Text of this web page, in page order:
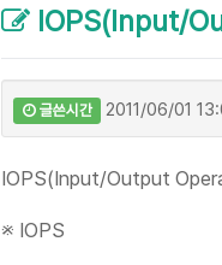
IOPS(Input/
글쓴시간 2011/06/01
IOPS(Input/Output
※ IOPS